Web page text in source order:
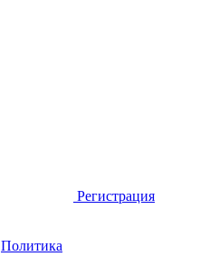
Регистрация
Политика